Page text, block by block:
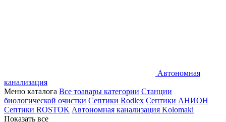
Автономная
канализация
Меню каталога Все тоавары категории Станции
биологической очистки Септики Rodlex Септики АНИОН
Септики ROSTOK Автономная канализация Kolomaki
Показать все